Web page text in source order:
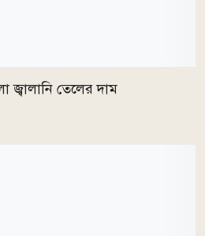
জ্বালানি তেলের দাম